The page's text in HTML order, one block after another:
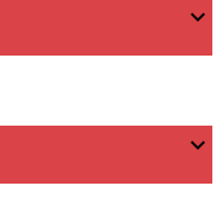
expand_more
expand_more